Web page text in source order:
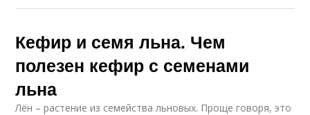
Кефир и семя льна. Чем
полезен кефир с семенами
льна
Лён – растение из семейства льновых. Проще говоря, это